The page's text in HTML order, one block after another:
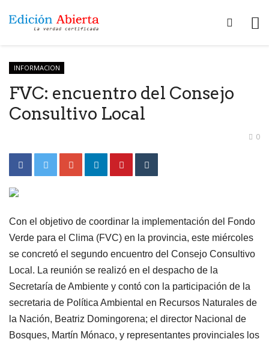
INFORMACION
FVC: encuentro del Consejo
Consultivo Local
0
Con el objetivo de coordinar la implementación del Fondo
Verde para el Clima (FVC) en la provincia, este miércoles
se concretó el segundo encuentro del Consejo Consultivo
Local. La reunión se realizó en el despacho de la
Secretaría de Ambiente y contó con la participación de la
secretaria de Política Ambiental en Recursos Naturales de
la Nación, Beatriz Domingorena; el director Nacional de
Bosques, Martín Mónaco, y representantes provinciales los